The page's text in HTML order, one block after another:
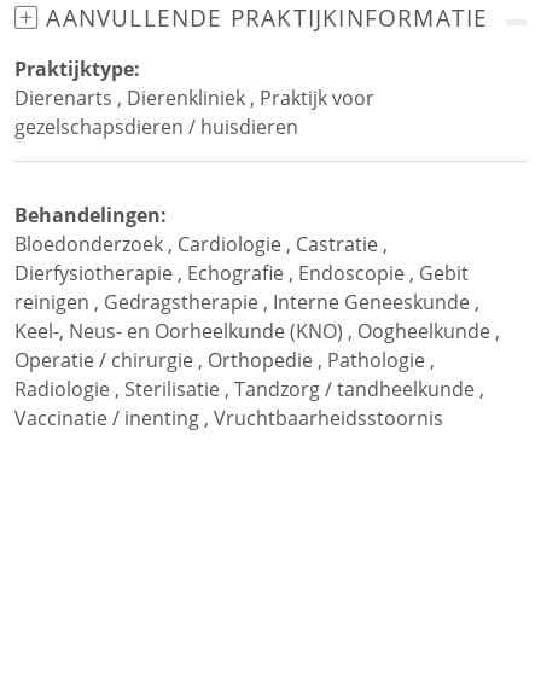
AANVULLENDE PRAKTIJKINFORMATIE
Praktijktype:
Dierenarts , Dierenkliniek , Praktijk voor
gezelschapsdieren / huisdieren
Behandelingen:
Bloedonderzoek , Cardiologie , Castratie ,
Dierfysiotherapie , Echografie , Endoscopie , Gebit
reinigen , Gedragstherapie , Interne Geneeskunde ,
Keel-, Neus- en Oorheelkunde (KNO) , Oogheelkunde ,
Operatie / chirurgie , Orthopedie , Pathologie ,
Radiologie , Sterilisatie , Tandzorg / tandheelkunde ,
Vaccinatie / inenting , Vruchtbaarheidsstoornis